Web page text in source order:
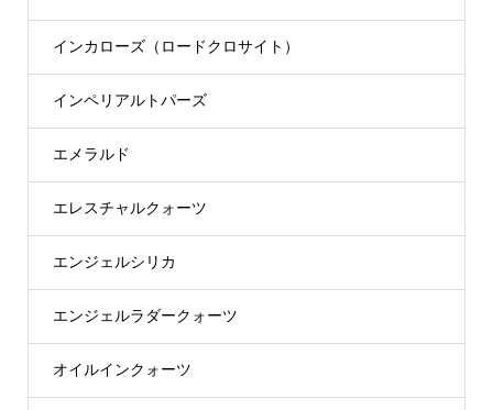
インカローズ（ロードクロサイト）
インペリアルトパーズ
エメラルド
エレスチャルクォーツ
エンジェルシリカ
エンジェルラダークォーツ
オイルインクォーツ